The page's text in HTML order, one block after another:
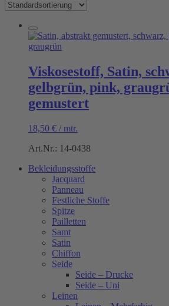
Viskosestoff, Satin,
gelbgrün, pink,
gemustert
18,50 € / mtr.
Art.Nr.: 14-0438
Bekleidungsstoffe
Jacquard
Panneau
Festliche Stoffe
Spitze
Pailletten
Samt
Satin
Chiffon
Seide
Seide – Drucke
Seide – Uni
Leinen